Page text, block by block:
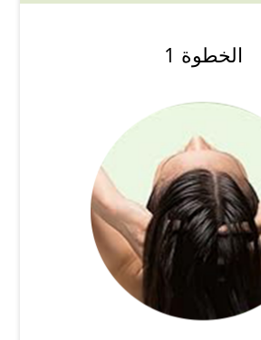
الخطوة 1